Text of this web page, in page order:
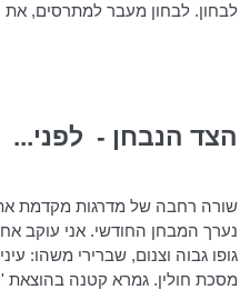
לבחון. לבחון מעבר למתרסים,
הצד הנבחן - לפני...
שורה רחבה של מדרגות מקדמת את
נערך המבחן החודשי. אני עוקב
גופו גבוה וצנום, שברירי משהו:
מסכת חולין. גמרא קטנה בהוצאת '